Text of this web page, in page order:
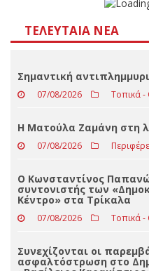
ΤΕΛΕΥΤΑΊΑ ΝΈΑ
Σημαντική
Η Ματούλα Ζαμάνη στη
07/08/2026
συντονιστής των
Κέντρο» στα Τρίκαλα